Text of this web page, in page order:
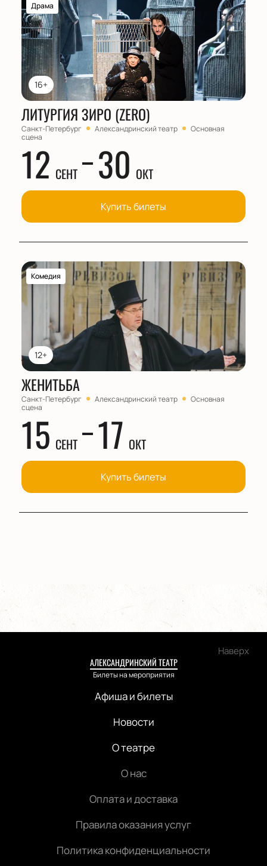
16+
Драма
ЛИТУРГИЯ ЗИРО (ZERO)
Санкт-Петербург Александринский театр
Основная
сцена
12 СЕНТ 30 ОКТ
Купить билеты
12+
Комедия
ЖЕНИТЬБА
Санкт-Петербург Александринский театр
Основная
сцена
15 СЕНТ 17 ОКТ
Купить билеты
Наверх
АЛЕКСАНДРИНСКИЙ ТЕАТР
Билеты на мероприятия
Афиша и билеты
Новости
О театре
О нас
Оплата и доставка
Правила оказания услуг
Политика конфиденциальности